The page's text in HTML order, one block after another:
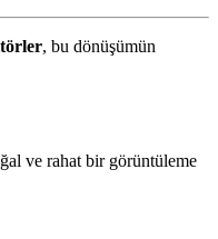
, bu dönüşümün
ve rahat bir görüntüleme